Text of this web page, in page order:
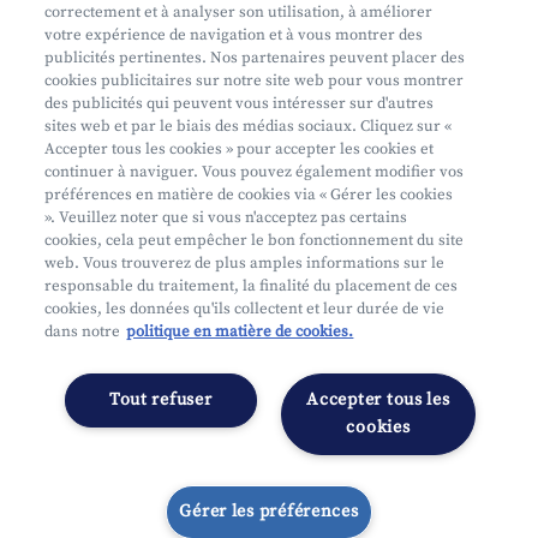
Prendre rendez-vous
Où nous trouver
Mifid
Privacy
Juridische info
Segmentatie
Gérer les préférences
correctement et à analyser son utilisation, à améliorer
votre expérience de navigation et à vous montrer des
publicités pertinentes. Nos partenaires peuvent placer des
cookies publicitaires sur notre site web pour vous montrer
des publicités qui peuvent vous intéresser sur d'autres
sites web et par le biais des médias sociaux. Cliquez sur «
Accepter tous les cookies » pour accepter les cookies et
continuer à naviguer. Vous pouvez également modifier vos
préférences en matière de cookies via « Gérer les cookies
». Veuillez noter que si vous n'acceptez pas certains
cookies, cela peut empêcher le bon fonctionnement du site
web. Vous trouverez de plus amples informations sur le
responsable du traitement, la finalité du placement de ces
cookies, les données qu'ils collectent et leur durée de vie
dans notre politique en matière de cookies.
Accepter tous les
cookies
Tout refuser
Gérer les préférences